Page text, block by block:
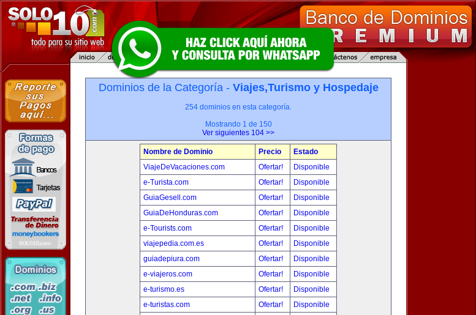
Dominios de la Categoría - Viajes,Turismo y Hospedaje
254 dominios en esta categoría.
Mostrando 1 de 150
Ver siguientes 104 >>
Nombre de Dominio Precio
Estado
ViajeDeVacaciones.com
Ofertar!
Disponible
e-Turista.com
Ofertar!
Disponible
GuiaGesell.com
Ofertar!
Disponible
GuiaDeHonduras.com
Ofertar!
Disponible
e-Tourists.com
Ofertar!
Disponible
viajepedia.com.es
Ofertar!
Disponible
guiadepiura.com
Ofertar!
Disponible
e-viajeros.com
Ofertar!
Disponible
e-turismo.es
Ofertar!
Disponible
e-turistas.com
Ofertar!
Disponible